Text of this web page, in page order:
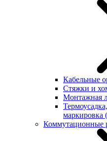
Кабельные
Стяжки и
Монтажная
маркировка
Коммутационные